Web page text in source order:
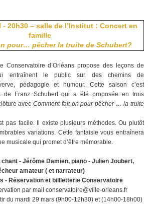
- 20h30 – salle de l’Institut : Concert en
famille
pour… pêcher la truite de Schubert?
Conservatoire d’Orléans propose des leçons de
entraînent le public sur des chemins de
pédagogie et humour. Cette saison c’est
de Franz Schubert qui a été proposée en trois
avec Comment fait-on pour pêcher … la truite
pas facile. Il existe plusieurs méthodes. Ou plutôt
variations. Cette fantaisie vous entraînera
musicale qui promet d’être mémorable.
- Jérôme Damien, piano - Julien Joubert,
amateur ( et narrateur)
- Réservation et billletterie Conservatoire
par mail conservatoire@ville-orleans.fr
du mardi 29 mars (9h00-12h30) et (14h00-18h00)